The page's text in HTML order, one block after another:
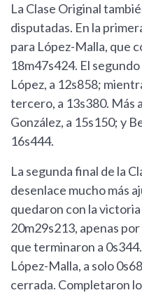
La Clase Original
disputadas. En la
para López-Malla, que
18m47s424. El
López, a 12s858;
tercero, a 13s380. Más
González, a 15s150; y
16s444.
La segunda final de la
desenlace mucho más
quedaron con la
20m29s213, apenas
que terminaron a
López-Malla, a solo
cerrada. Completaron